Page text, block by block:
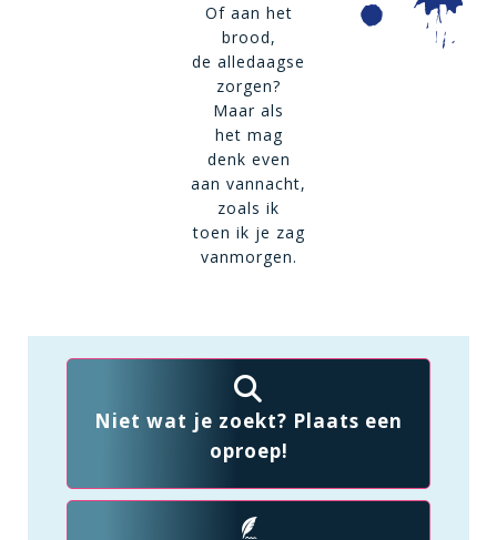
Of aan het
brood,
de alledaagse
zorgen?
Maar als
het mag
denk even
aan vannacht,
zoals ik
toen ik je zag
vanmorgen.
Niet wat je zoekt? Plaats een
oproep!